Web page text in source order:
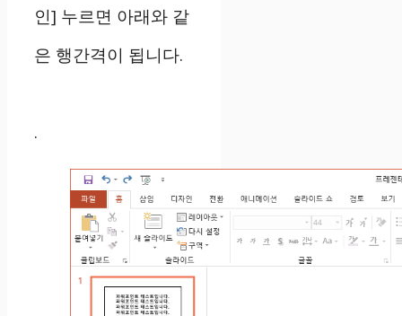
인] 누르면 아래와 같
은 행간격이 됩니다.
.